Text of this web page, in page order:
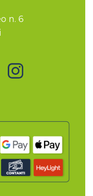
n. 6